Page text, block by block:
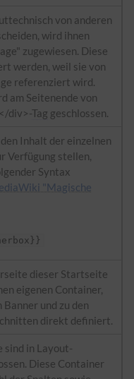
von anderen
wird ihnen
zugewiesen. Diese
werden, weil sie von
referenziert wird.
am Seitenende von
div>-Tag geschlossen.
Inhalt der einzelnen
Verfügung stellen,
Syntax
"Magische
dieser Startseite
eigenen Container,
und zu den
direkt definiert.
sind in Layout-
Diese Container